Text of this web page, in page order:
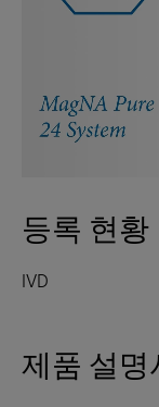
등록 현황
IVD
제품 설명